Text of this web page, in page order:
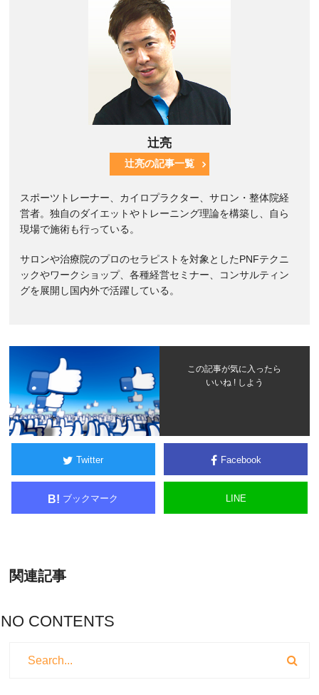
辻亮
辻亮の記事一覧
スポーツトレーナー、カイロプラクター、サロン・整体院経
営者。独自のダイエットやトレーニング理論を構築し、自ら
現場で施術も行っている。
サロンや治療院のプロのセラピストを対象としたPNFテクニ
ックやワークショップ、各種経営セミナー、コンサルティン
グを展開し国内外で活躍している。
この記事が気に入ったら
いいね ! しよう
Twitter Facebook
B! ブックマーク LINE
関連記事
NO CONTENTS